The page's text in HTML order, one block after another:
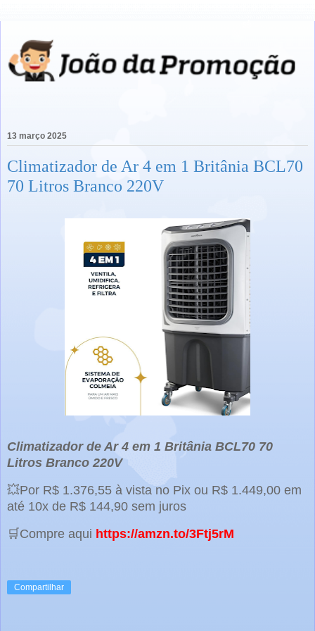
13 março 2025
Climatizador de Ar 4 em 1 Britânia BCL70
70 Litros Branco 220V
Climatizador de Ar 4 em 1 Britânia BCL70 70
Litros Branco 220V
💥Por R$ 1.376,55 à vista no Pix ou R$ 1.449,00 em
até 10x de R$ 144,90 sem juros
🛒Compre aqui https://amzn.to/3Ftj5rM
Compartilhar